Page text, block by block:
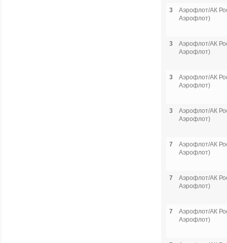
3
Аэрофлот/АК
Аэрофлот)
3
Аэрофлот/АК
Аэрофлот)
3
Аэрофлот/АК
Аэрофлот)
3
Аэрофлот/АК
Аэрофлот)
7
Аэрофлот/АК
Аэрофлот)
7
Аэрофлот/АК
Аэрофлот)
7
Аэрофлот/АК
Аэрофлот)